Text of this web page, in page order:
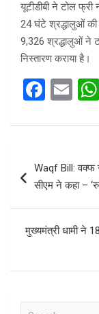
यूटीडीबी ने टोल
24 घंटे श्रद्धालुओं की
9,326 श्रद्धालुओं ने
निस्तारण कराया है।
F
ce
o
k
E
ail
navigation
Waqf Bill: वक्‍फ
सीएम ने कहा –
मुख्यमंत्री धामी ने